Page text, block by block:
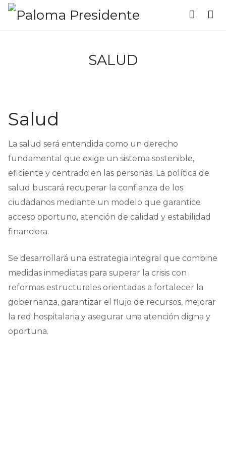
SALUD
Salud
La salud será entendida como un derecho
fundamental que exige un sistema sostenible,
eficiente y centrado en las personas. La política de
salud buscará recuperar la confianza de los
ciudadanos mediante un modelo que garantice
acceso oportuno, atención de calidad y estabilidad
financiera.
Se desarrollará una estrategia integral que combine
medidas inmediatas para superar la crisis con
reformas estructurales orientadas a fortalecer la
gobernanza, garantizar el flujo de recursos, mejorar
la red hospitalaria y asegurar una atención digna y
oportuna.